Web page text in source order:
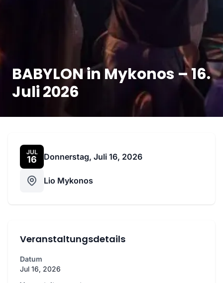
BABYLON in Mykonos – 16.
Juli 2026
JUL
16 Donnerstag, Juli 16, 2026
Lio Mykonos
Veranstaltungsdetails
Datum
Jul 16, 2026